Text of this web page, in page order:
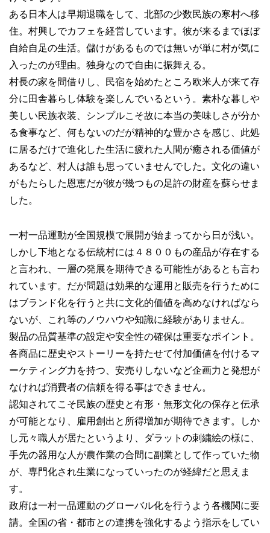
ある日本人は早期退職をして、北部の少数民族の寒村へ移
住。村興しでカフェを経営しています。彼が来るまでほぼ
自給自足の生活。儲けがあるものでは無いが単に村が気に
入ったのが理由。独身なので自由に振舞える。
村長の家を間借りし、民宿を始めたところ欧米人が来て存
分に田舎暮らし体験を楽しんでいるという。素朴な暮しや
美しい民族衣装、シンプルこそ故に本当の美味しさが分か
る食事など、何もないのだが精神的な豊かさを感じ、此処
に居るだけで進化した生活に疲れた人間が癒される価値が
あるなど、村人は誰も思っていませんでした。文化の違い
がもたらした恩恵だが彼が幾つもの足許の財産を蘇らせま
した。
一村一品運動が全国規模で展開が始まってから日が浅い。
しかし下地となる伝統村には４８００もの産品が存在する
と言われ、一層の発展を期待できる可能性があるとも言わ
れています。だが問題は効果的な運用と販売を行うために
はブランド化を行うと共に文化的価値を高めなければなら
ないが、これ等のノウハウや知識に経験がありません。
製品の品質基準の設定や安全性の確保は重要なポイント。
各商品に歴史やストーリーを持たせて付加価値を付けるマ
ーケティング力を持つ、安売りしないなど企画力と発想が
なければ消費者の信頼を得る事はできません。
認知されてこそ民族の歴史と有形・無形文化の保存と伝承
が可能となり、雇用創出と所得増加が期待できます。しか
し元々職人が居たというより、ダラットの刺繍絵の様に、
手先の器用な人が農作業の合間に副業として作っていた物
が、専門化され生業になっていったのが経緯だと思えま
す。
政府は一村一品運動のグローバル化を行うよう各機関に要
請。全国の省・都市との連携を強化するよう指示をしてい